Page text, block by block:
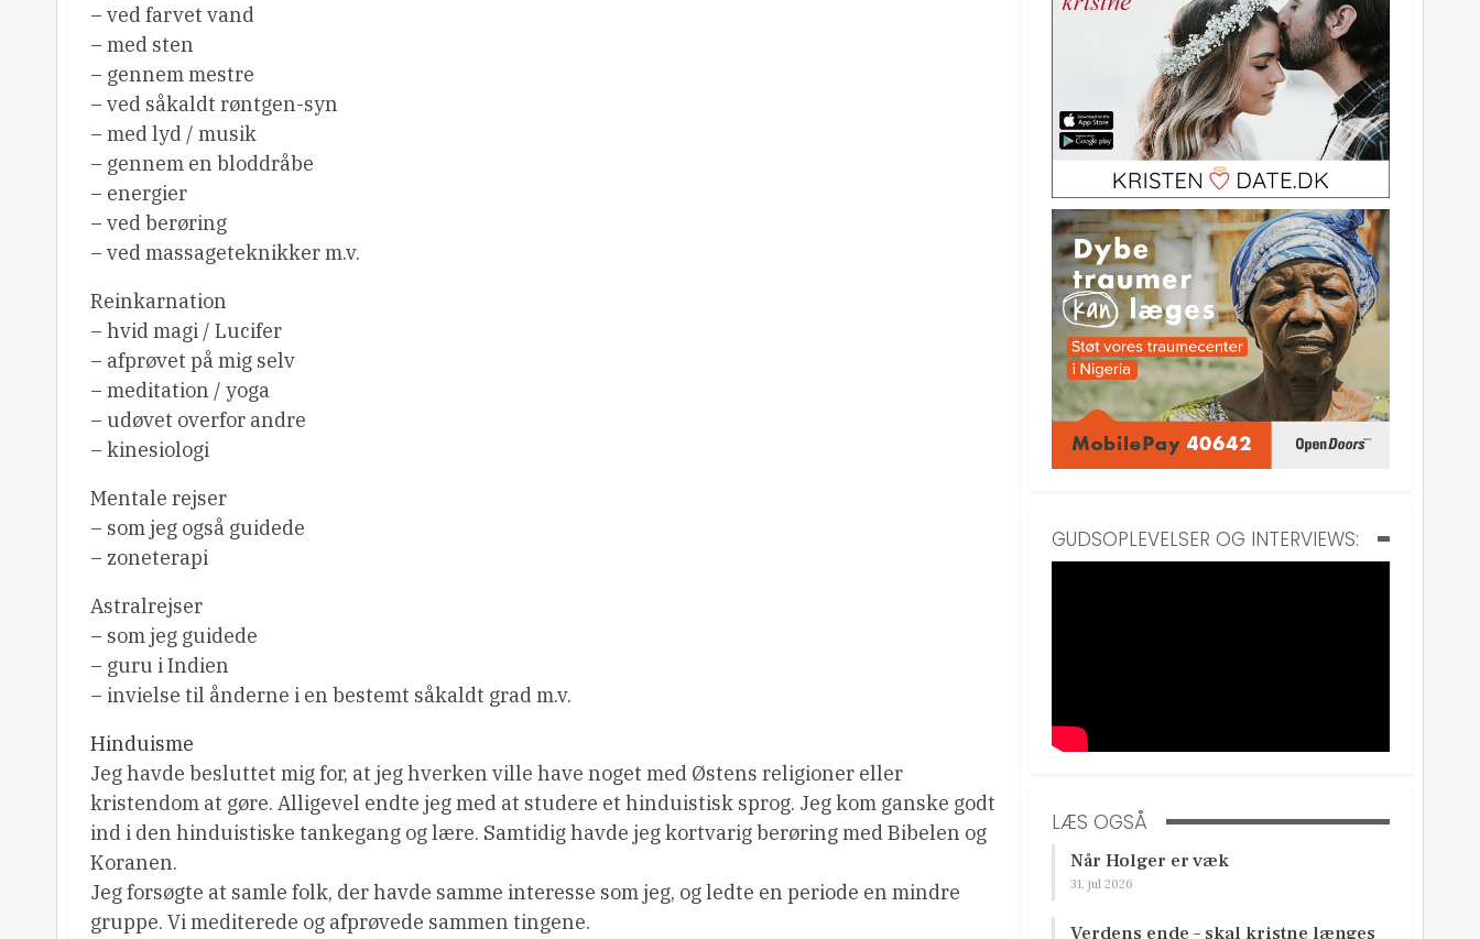
– ved farvet vand
– med sten
– gennem mestre
– ved såkaldt røntgen-syn
– med lyd / musik
– gennem en bloddråbe
– energier
– ved berøring
– ved massageteknikker m.v.
Reinkarnation
– hvid magi / Lucifer
– afprøvet på mig selv
– meditation / yoga
– udøvet overfor andre
– kinesiologi
Mentale rejser
– som jeg også guidede
– zoneterapi
Astralrejser
– som jeg guidede
– guru i Indien
– invielse til ånderne i en bestemt såkaldt grad m.v.
Hinduisme
Jeg havde besluttet mig for, at jeg hverken ville have noget med Østens religioner eller
kristendom at gøre. Alligevel endte jeg med at studere et hinduistisk sprog. Jeg kom ganske godt
ind i den hinduistiske tankegang og lære. Samtidig havde jeg kortvarig berøring med Bibelen og
Koranen.
Jeg forsøgte at samle folk, der havde samme interesse som jeg, og ledte en periode en mindre
gruppe. Vi mediterede og afprøvede sammen tingene.
GUDSOPLEVELSER OG INTERVIEWS:
LÆS OGSÅ
Når Holger er væk
31. jul 2026
Verdens ende – skal kristne længes